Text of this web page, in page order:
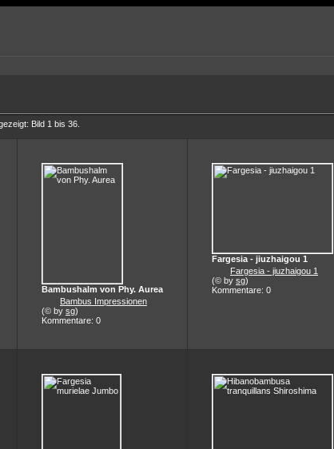
Bild 1 bis 36.
Bambushalm von Phy. Aurea
Bambus Impressionen
(© by sg)
Kommentare: 0
Fargesia - jiuzhaigou 1
Fargesia - jiuzhaigou 1
(© by sg)
Kommentare: 0